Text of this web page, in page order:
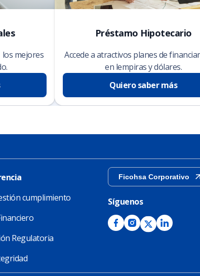
los mejores
Préstamo Hipotecario
Accede a atractivos planes de
en lempiras y dólares.
Quiero saber más
cumplimiento
Regulatoria
Ficohsa Corporativo
Síguenos